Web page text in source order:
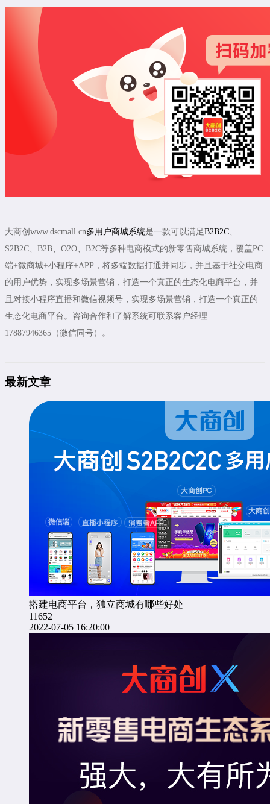
大商创www.dscmall.cn多用户商城系统是一款可以满足B2B2C
S2B2C、B2B、O2O、B2C等多种电商模式的新零售商城系统，覆盖PC
端+微商城+小程序+APP，将多端数据打通并同步，并且基于社交电商
的用户优势，实现多场景营销，打造一个真正的生态化电商平台，并
且对接小程序直播和微信视频号，实现多场景营销，打造一个真正的
生态化电商平台。咨询合作和了解系统可联系客户经理
17887946365（微信同号）。
最新文章
搭建电商平台，独立商城有哪些好处
11652
2022-07-05 16:20:00